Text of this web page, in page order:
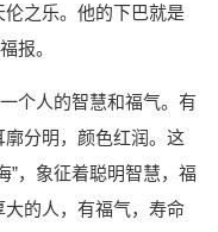
之乐。他的下巴就是
报。
个人的智慧和福气。有
分明，颜色红润。这
”，象征着聪明智慧，福
的人，有福气，寿命